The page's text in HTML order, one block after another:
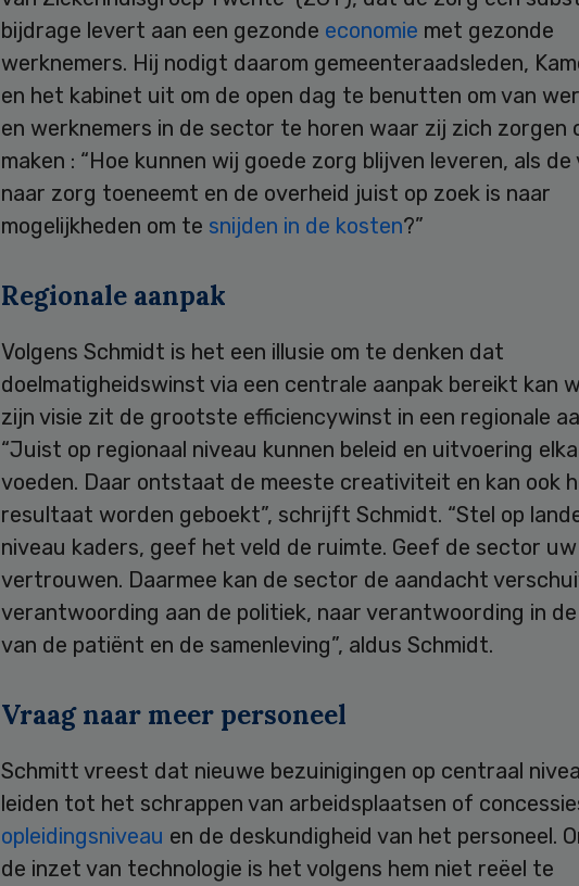
bijdrage levert aan een gezonde economie met gezonde
werknemers. Hij nodigt daarom gemeenteraadsleden,
en het kabinet uit om de open dag te benutten om van
en werknemers in de sector te horen waar zij zich zorgen
maken : “Hoe kunnen wij goede zorg blijven leveren, als de
naar zorg toeneemt en de overheid juist op zoek is naar
mogelijkheden om te snijden in de kosten?”
Regionale aanpak
Volgens Schmidt is het een illusie om te denken dat
doelmatigheidswinst via een centrale aanpak bereikt kan
zijn visie zit de grootste efficiencywinst in een regionale
“Juist op regionaal niveau kunnen beleid en uitvoering
voeden. Daar ontstaat de meeste creativiteit en kan ook
resultaat worden geboekt”, schrijft Schmidt. “Stel op
niveau kaders, geef het veld de ruimte. Geef de sector uw
vertrouwen. Daarmee kan de sector de aandacht
verantwoording aan de politiek, naar verantwoording in
van de patiënt en de samenleving”, aldus Schmidt.
Vraag naar meer personeel
Schmitt vreest dat nieuwe bezuinigingen op centraal
leiden tot het schrappen van arbeidsplaatsen of
opleidingsniveau en de deskundigheid van het personeel.
de inzet van technologie is het volgens hem niet reëel te